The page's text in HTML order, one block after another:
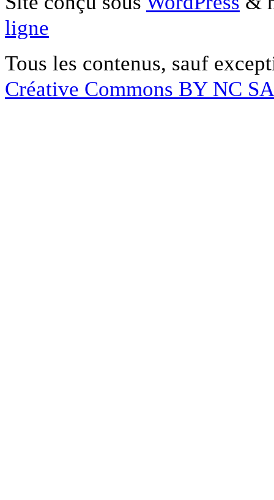
ligne
Tous les contenus, sauf
Créative Commons BY NC SA